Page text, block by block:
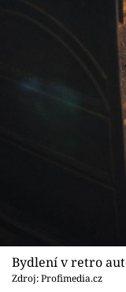
Bydlení v retro
Zdroj: Profimedia.cz